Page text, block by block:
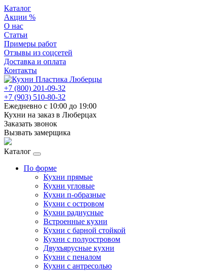
Каталог
Акции %
О нас
Статьи
Примеры работ
Отзывы из соцсетей
Доставка и оплата
Контакты
+7 (800) 201-09-32
+7 (903) 510-80-32
Ежедневно с 10:00 до 19:00
Кухни на заказ в Люберцах
Заказать звонок
Вызвать замерщика
Каталог
По форме
Кухни прямые
Кухни угловые
Кухни п-образные
Кухни с островом
Кухни радиусные
Встроенные кухни
Кухни с барной стойкой
Кухни с полуостровом
Двухъярусные кухни
Кухни с пеналом
Кухни с антресолью